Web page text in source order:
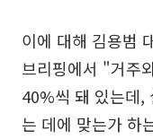
이에 대해 김용범
브리핑에서 "거주
40%씩 돼 있는데,
는 데에 맞는가 하